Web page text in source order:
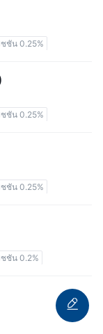
ชัน 0.25%
ชัน 0.25%
ชัน 0.25%
ชัน 0.2%